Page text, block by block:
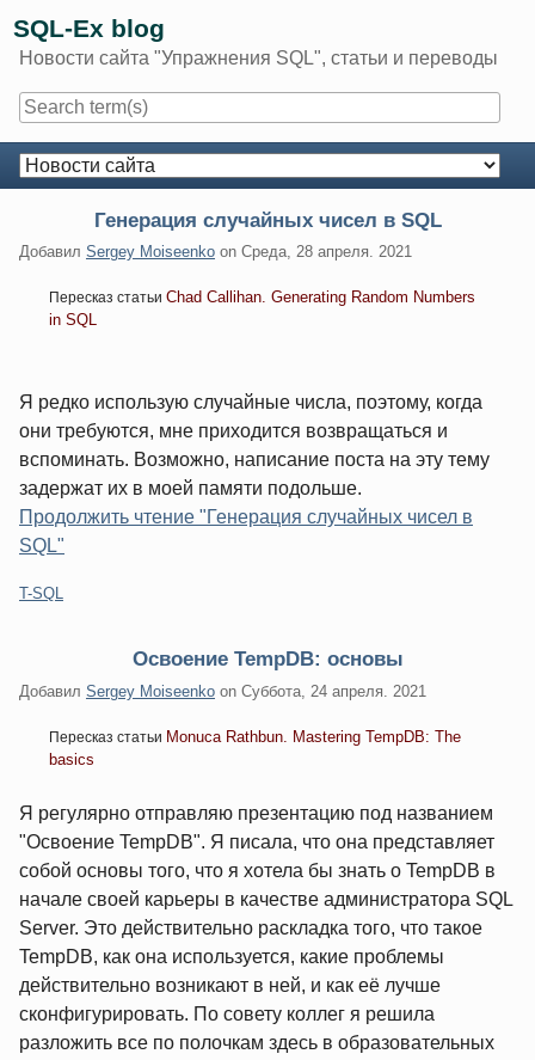
content
SQL-Ex blog
Новости сайта "Упражнения SQL", статьи и переводы
Navigation
Генерация случайных чисел в SQL
Добавил Sergey Moiseenko on Среда, 28 апреля. 2021
Пересказ статьи Chad Callihan. Generating Random Numbers
in SQL
Я редко использую случайные числа, поэтому, когда
они требуются, мне приходится возвращаться и
вспоминать. Возможно, написание поста на эту тему
задержат их в моей памяти подольше.
Продолжить чтение "Генерация случайных чисел в
SQL"
Категории:
T-SQL
Освоение TempDB: основы
Добавил Sergey Moiseenko on Суббота, 24 апреля. 2021
Пересказ статьи Monuca Rathbun. Mastering TempDB: The
basics
Я регулярно отправляю презентацию под названием
"Освоение TempDB". Я писала, что она представляет
собой основы того, что я хотела бы знать о TempDB в
начале своей карьеры в качестве администратора SQL
Server. Это действительно раскладка того, что такое
TempDB, как она используется, какие проблемы
действительно возникают в ней, и как её лучше
сконфигурировать. По совету коллег я решила
разложить все по полочкам здесь в образовательных